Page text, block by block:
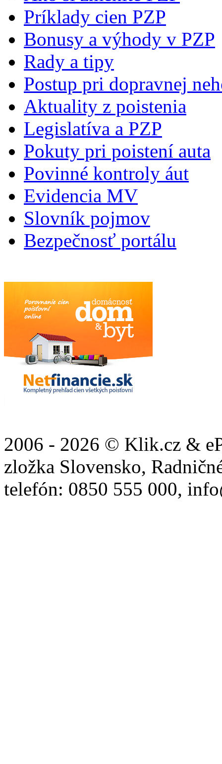
Príklady cien PZP
Bonusy a výhody v PZP
Rady a tipy
Postup pri dopravnej
Aktuality z poistenia
Legislatíva a PZP
Pokuty pri poistení auta
Povinné kontroly áut
Evidencia MV
Slovník pojmov
Bezpečnosť portálu
2006 - 2026 © Klik.cz &
zložka Slovensko,
telefón: 0850 555 000,